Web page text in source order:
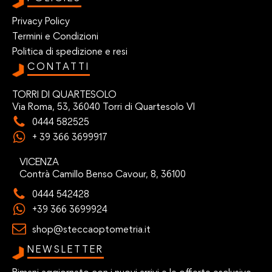
Privacy Policy
Termini e Condizioni
Politica di spedizione e resi
CONTATTI
TORRI DI QUARTESOLO
Via Roma, 53, 36040 Torri di Quartesolo VI
0444 582525
+ 39 366 3699917
VICENZA
Contrà Camillo Benso Cavour, 8, 36100
0444 542428
+39 366 3699924
shop@steccaoptometria.it
NEWSLETTER